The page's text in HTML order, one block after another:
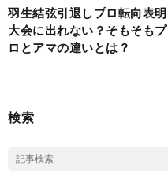
羽生結弦引退しプロ転向表明
大会に出れない？そもそもプ
ロとアマの違いとは？
検索